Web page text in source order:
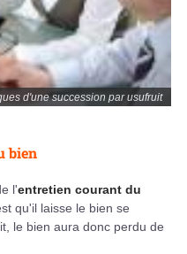
d'une succession par usufruit
bien
l'entretien courant du
qu'il laisse le bien se
le bien aura donc perdu de